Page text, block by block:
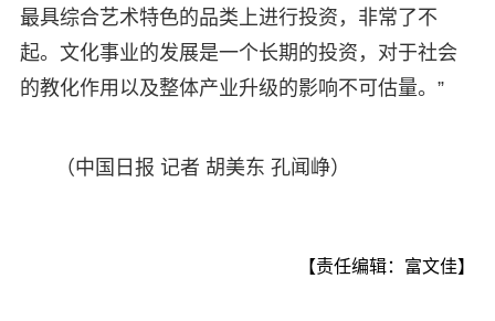
最具综合艺术特色的品类上进行投资，非常了不
起。文化事业的发展是一个长期的投资，对于社会
的教化作用以及整体产业升级的影响不可估量。”
（中国日报 记者 胡美东 孔闻峥）
【责任编辑：富文佳】